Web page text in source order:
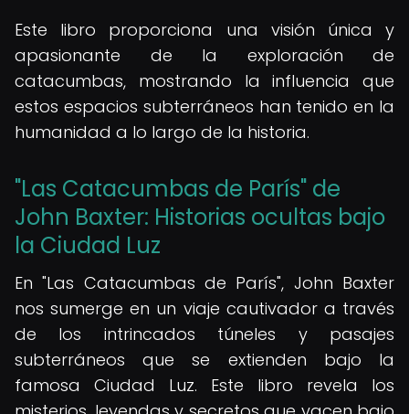
Este libro proporciona una visión única y
apasionante de la exploración de
catacumbas, mostrando la influencia que
estos espacios subterráneos han tenido en la
humanidad a lo largo de la historia.
"Las Catacumbas de París" de
John Baxter: Historias ocultas bajo
la Ciudad Luz
En "Las Catacumbas de París", John Baxter
nos sumerge en un viaje cautivador a través
de los intrincados túneles y pasajes
subterráneos que se extienden bajo la
famosa Ciudad Luz. Este libro revela los